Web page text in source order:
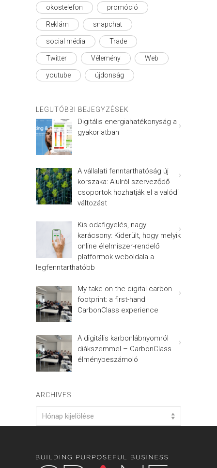
okostelefon promóció
Reklám snapchat
social média Trade
Twitter Vélemény Web
youtube újdonság
LEGUTÓBBI BEJEGYZÉSEK
Digitális energiahatékonyság a
gyakorlatban
A vállalati fenntarthatóság új
korszaka: Alulról szerveződő
csoportok hozhatják el a valódi
változást
Kis odafigyelés, nagy
karácsony: Kiderült, hogy melyik
online élelmiszer-rendelő
platformok weboldala a
legfenntarthatóbb
My take on the digital carbon
footprint: a first-hand
CarbonClass experience
A digitális karbonlábnyomról
diákszemmel – CarbonClass
élménybeszámoló
ARCHIVES
Hónap kijelölése